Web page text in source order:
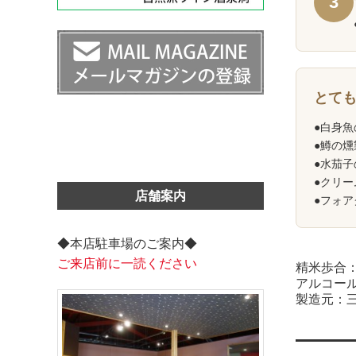
とて
●白身
●鱒の
●水茄
●クリ
●フォ
精米歩合
アルコー
製造元：
店舗案内
◆本店駐車場のご案内◆
ご来店前に一読ください